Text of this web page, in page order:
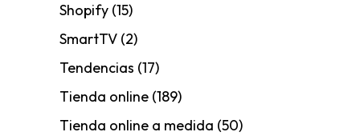
Shopify (15)
SmartTV (2)
Tendencias (17)
Tienda online (189)
Tienda online a medida (50)